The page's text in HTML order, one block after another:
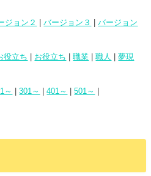
er
e
ジョン２ |バージョン３ |バージョン
役立ち お役立ち |職業 |職人 |夢現
～ |301～ |401～ |501～